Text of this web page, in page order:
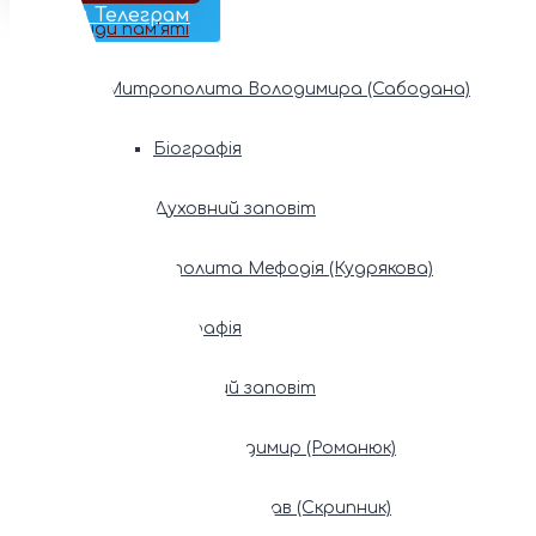
Наш Телеграм
Фонди пам’яті
Митрополита Володимира (Сабодана)
Біографія
Духовний заповіт
Митрополита Мефодія (Кудрякова)
Біографія
Духовний заповіт
Патріарх Володимир (Романюк)
Патріарх Мстислав (Скрипник)